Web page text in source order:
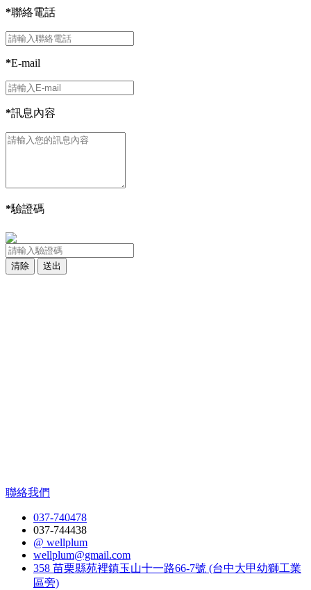
*聯絡電話
*E-mail
*訊息內容
*驗證碼
清除 送出
聯絡我們
037-740478
037-744438
@ wellplum
wellplum@gmail.com
358 苗栗縣苑裡鎮玉山十一路66-7號 (台中大甲幼獅工業
區旁)